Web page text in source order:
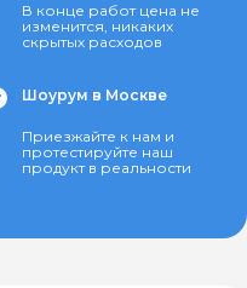
В конце работ цена не
изменится, никаких
скрытых расходов
Шоурум в Москве
Приезжайте к нам и
протестируйте наш
продукт в реальности